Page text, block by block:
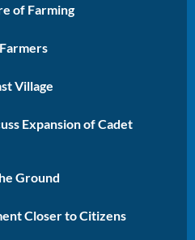
of Farming
Village
Expansion of Cadet
Ground
Closer to Citizens